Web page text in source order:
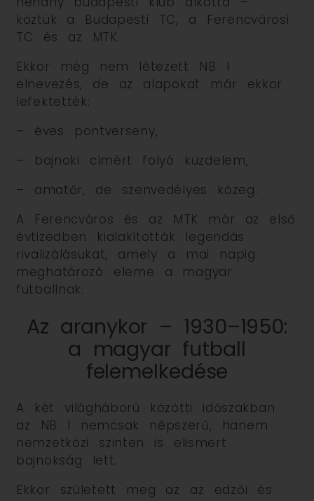
köztük a Budapesti TC, a Ferencvárosi
TC és az MTK.
Ekkor még nem létezett NB I
elnevezés, de az alapokat már ekkor
lefektették:
– éves pontverseny,
– bajnoki címért folyó küzdelem,
– amatőr, de szenvedélyes közeg.
A Ferencváros és az MTK már az első
évtizedben kialakították legendás
rivalizálásukat, amely a mai napig
meghatározó eleme a magyar
futballnak.
Az aranykor – 1930–1950:
a magyar futball
felemelkedése
A két világháború közötti időszakban
az NB I nemcsak népszerű, hanem
nemzetközi szinten is elismert
bajnokság lett.
Ekkor született meg az az edzői és